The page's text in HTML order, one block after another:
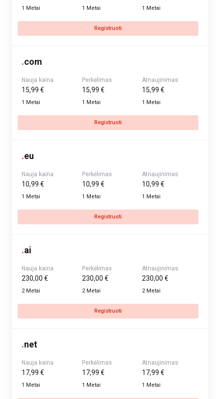
1 Metai 1 Metai 1 Metai
Registruoti
.com
Nauja kaina
15,99 €
1 Metai
Perkėlimas
15,99 €
1 Metai
Atnaujinimas
15,99 €
1 Metai
Registruoti
.eu
Nauja kaina
10,99 €
1 Metai
Perkėlimas
10,99 €
1 Metai
Atnaujinimas
10,99 €
1 Metai
Registruoti
.ai
Nauja kaina
230,00 €
2 Metai
Perkėlimas
230,00 €
2 Metai
Atnaujinimas
230,00 €
2 Metai
Registruoti
.net
Nauja kaina
17,99 €
1 Metai
Perkėlimas
17,99 €
1 Metai
Atnaujinimas
17,99 €
1 Metai